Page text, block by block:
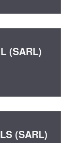
(SARL)
(SARL)